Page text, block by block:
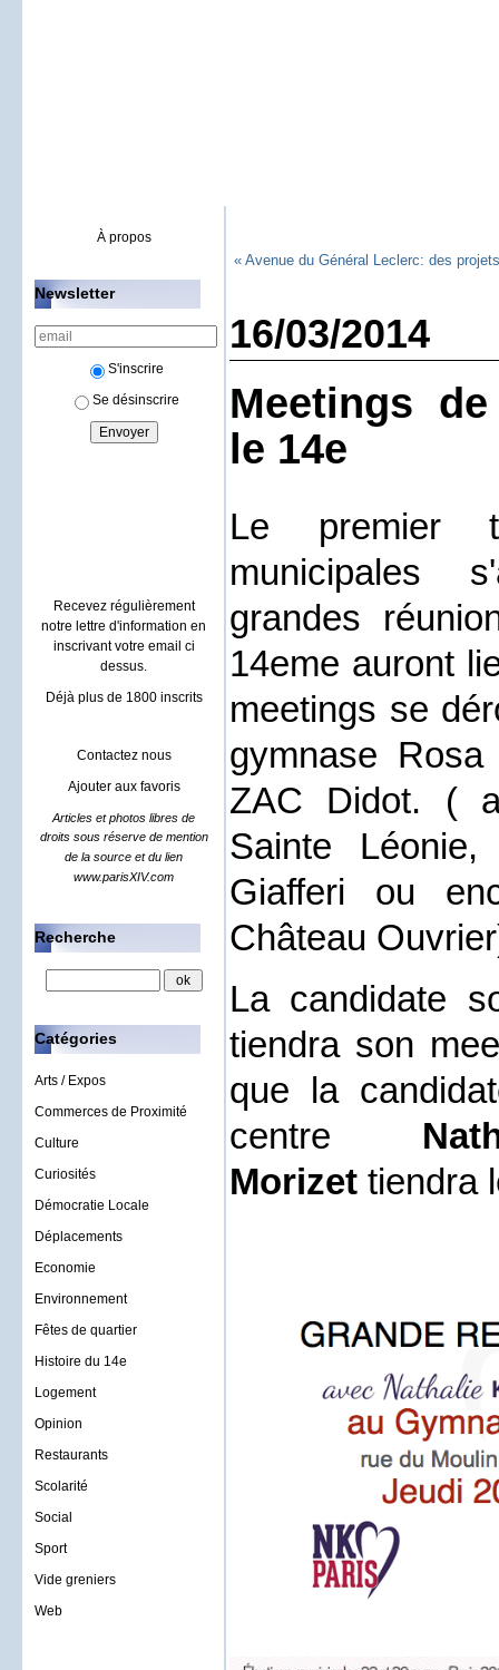
À propos
Newsletter
S'inscrire
Se désinscrire
Recevez régulièrement
notre lettre d'information en
inscrivant votre email ci
dessus.
Déjà plus de 1800 inscrits
Contactez nous
Ajouter aux favoris
Articles et photos libres de
droits sous réserve de mention
de la source et du lien
www.parisXIV.com
Recherche
Catégories
Arts / Expos
Commerces de Proximité
Culture
Curiosités
Démocratie Locale
Déplacements
Economie
Environnement
Fêtes de quartier
Histoire du 14e
Logement
Opinion
Restaurants
Scolarité
Social
Sport
Vide greniers
Web
« Avenue du Général Leclerc: des
16/03/2014
Meetings
le 14e
Le premier
municipales
grandes
14eme auront
meetings se
gymnase
ZAC Didot. (
Sainte
Giafferi ou
Château
La candidate
tiendra son
que la
centre
Morizet tiendra